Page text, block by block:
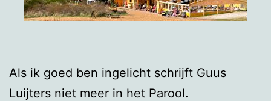
Als ik goed ben ingelicht schrijft Guus
Luijters niet meer in het Parool.